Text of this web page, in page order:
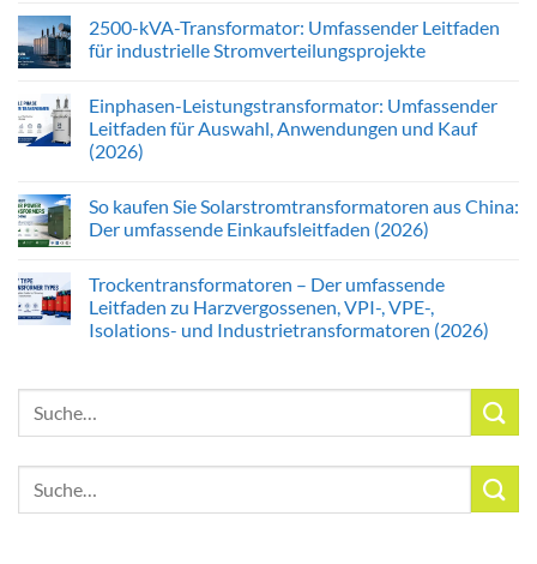
2500-kVA-Transformator: Umfassender Leitfaden
für industrielle Stromverteilungsprojekte
Einphasen-Leistungstransformator: Umfassender
Leitfaden für Auswahl, Anwendungen und Kauf
(2026)
So kaufen Sie Solarstromtransformatoren aus China:
Der umfassende Einkaufsleitfaden (2026)
Trockentransformatoren – Der umfassende
Leitfaden zu Harzvergossenen, VPI-, VPE-,
Isolations- und Industrietransformatoren (2026)